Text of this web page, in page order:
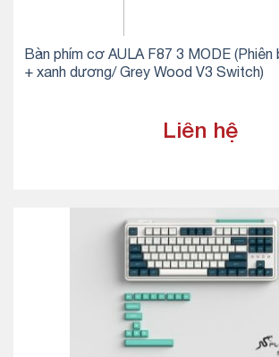
Bàn phím cơ AULA F87 3 MODE (Phiên
+ xanh dương/ Grey Wood V3 Switch)
Liên hệ